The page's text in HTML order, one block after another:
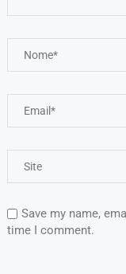
Save my name,
time I comment.